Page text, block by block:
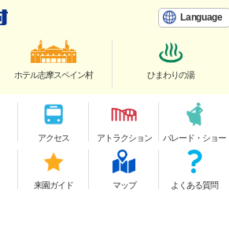
Language
ホテル志摩スペイン村 ひまわりの湯
アクセス アトラクション パレード・ショー
来園ガイド マップ よくある質問